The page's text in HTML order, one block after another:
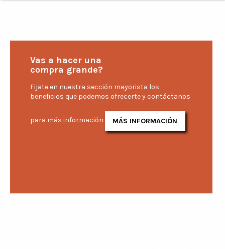
Vas a hacer una
compra grande?
Fijate en nuestra sección mayorista los
beneficios que podemos ofrecerte y contáctanos
para más información MÁS INFORMACIÓN